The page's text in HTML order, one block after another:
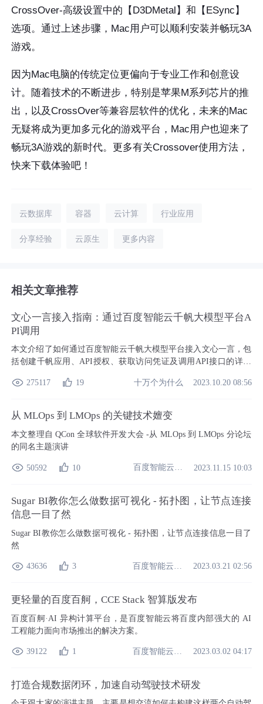
CrossOver-高级设置中的【D3DMetal】和【ESync】
选项。通过上述步骤，Mac用户可以顺利安装并畅玩3A
游戏。
因为Mac电脑的传统定位更偏向于专业工作和创意设
计。随着技术的不断进步，特别是苹果M系列芯片的推
出，以及CrossOver等兼容层软件的优化，未来的Mac
无疑将成为更加多元化的游戏平台，Mac用户也迎来了
畅玩3A游戏的新时代。更多有关Crossover使用方法，
快来下载体验吧！
云数据库 容器 云计算 行业应用
分享经验 云原生 更多内容
相关文章推荐
文心一言接入指南：通过百度智能云千帆大模型平台A
PI调用
本文介绍了如何通过百度智能云千帆大模型平台接入文心一言，包
括创建千帆应用、API授权、获取访问凭证及调用API接口的详细
理解与生成能力，通过千帆平台可轻松实现多场景应用。
275117 19 十万个为什么 2023.10.20 08:56
从 MLOps 到 LMOps 的关键技术嬗变
本文整理自 QCon 全球软件开发大会 -从 MLOps 到 LMOps 分论坛
的同名主题演讲
50592 10 百度智能云开发者中心 2023.11.15 10:03
Sugar BI教你怎么做数据可视化 - 拓扑图，让节点连接
信息一目了然
Sugar BI教你怎么做数据可视化 - 拓扑图，让节点连接信息一目了
然
43636 3 2023.03.21 02:56
更轻量的百度百舸，CCE Stack 智算版发布
百度百舸·AI 异构计算平台，是百度智能云将百度内部强大的 AI
工程能力面向市场推出的解决方案。
39122 1 2023.03.02 04:17
打造合规数据闭环，加速自动驾驶技术研发